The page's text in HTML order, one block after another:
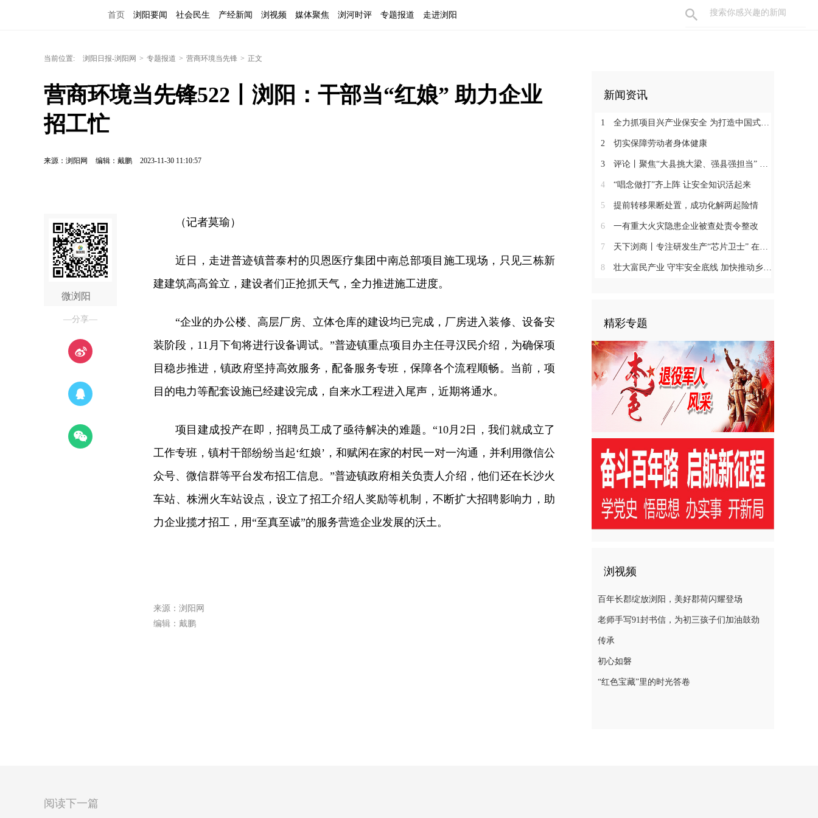
首页 浏阳要闻 社会民生 产经新闻 浏视频 媒体聚焦 浏河时评 专题报道 走进浏阳
当前位置: 浏阳日报-浏阳网 > 专题报道 > 营商环境当先锋 > 正文
营商环境当先锋522丨浏阳：干部当“红娘” 助力企业
招工忙
来源：浏阳网 编辑：戴鹏 2023-11-30 11:10:57
微浏阳
—分享—
（记者莫瑜）
近日，走进普迹镇普泰村的贝恩医疗集团中南总部项目施工现场，只见三栋新
建建筑高高耸立，建设者们正抢抓天气，全力推进施工进度。
“企业的办公楼、高层厂房、立体仓库的建设均已完成，厂房进入装修、设备安
装阶段，11月下旬将进行设备调试。”普迹镇重点项目办主任寻汉民介绍，为确保项
目稳步推进，镇政府坚持高效服务，配备服务专班，保障各个流程顺畅。当前，项
目的电力等配套设施已经建设完成，自来水工程进入尾声，近期将通水。
项目建成投产在即，招聘员工成了亟待解决的难题。“10月2日，我们就成立了
工作专班，镇村干部纷纷当起‘红娘’，和赋闲在家的村民一对一沟通，并利用微信公
众号、微信群等平台发布招工信息。”普迹镇政府相关负责人介绍，他们还在长沙火
车站、株洲火车站设点，设立了招工介绍人奖励等机制，不断扩大招聘影响力，助
力企业揽才招工，用“至真至诚”的服务营造企业发展的沃土。
来源：浏阳网
编辑：戴鹏
新闻资讯
1 全力抓项目兴产业保安全 为打造中国式现代化县域示范作出更大贡献
2 切实保障劳动者身体健康
3 评论丨聚焦“大县挑大梁、强县强担当” 保持定力真抓实干奋发作为
4 “唱念做打”齐上阵 让安全知识活起来
5 提前转移果断处置，成功化解两起险情
6 一有重大火灾隐患企业被查处责令整改
7 天下浏商丨专注研发生产“芯片卫士” 在半导体红海中搏出“隐形冠军”
8 壮大富民产业 守牢安全底线 加快推动乡村全面振兴
精彩专题
浏视频
百年长郡绽放浏阳，美好郡荷闪耀登场
老师手写91封书信，为初三孩子们加油鼓劲
传承
初心如磐
“红色宝藏”里的时光答卷
阅读下一篇